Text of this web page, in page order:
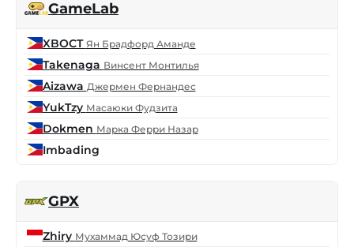
GameLab
XBOCT Ян Брадфорд Аманде
Takenaga Винсент Монтилья
Aizawa Джермен Фернандес
YukTzy Масаюки Фудзита
Dokmen Марка Ферри Назар
Imbading
GPX
Zhiry Мухаммад Юсуф Тозири